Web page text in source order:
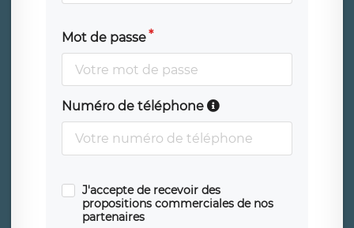
Mot de passe
Numéro de téléphone
J'accepte de recevoir des
propositions commerciales de nos
partenaires